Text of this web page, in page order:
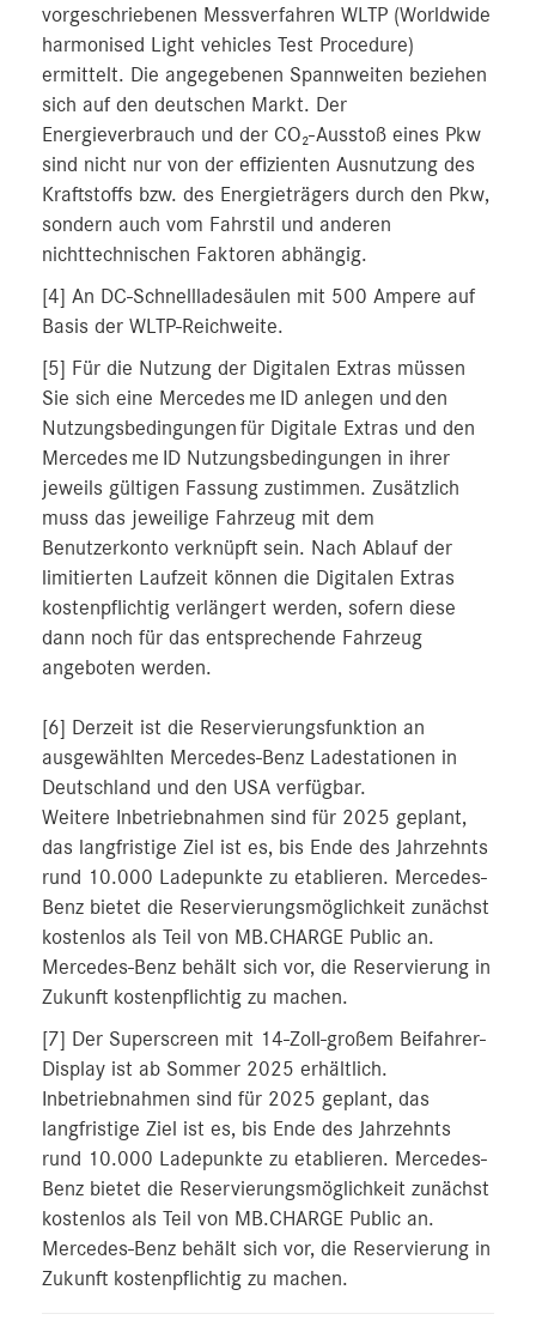
vorgeschriebenen Messverfahren WLTP (Worldwide
harmonised Light vehicles Test Procedure)
ermittelt. Die angegebenen Spannweiten beziehen
sich auf den deutschen Markt. Der
Energieverbrauch und der CO₂-Ausstoß eines Pkw
sind nicht nur von der effizienten Ausnutzung des
Kraftstoffs bzw. des Energieträgers durch den Pkw,
sondern auch vom Fahrstil und anderen
nichttechnischen Faktoren abhängig.
[4] An DC-Schnellladesäulen mit 500 Ampere auf
Basis der WLTP-Reichweite.
[5] Für die Nutzung der Digitalen Extras müssen
Sie sich eine Mercedes me ID anlegen und den
Nutzungsbedingungen für Digitale Extras und den
Mercedes me ID Nutzungsbedingungen in ihrer
jeweils gültigen Fassung zustimmen. Zusätzlich
muss das jeweilige Fahrzeug mit dem
Benutzerkonto verknüpft sein. Nach Ablauf der
limitierten Laufzeit können die Digitalen Extras
kostenpflichtig verlängert werden, sofern diese
dann noch für das entsprechende Fahrzeug
angeboten werden.
[6] Derzeit ist die Reservierungsfunktion an
ausgewählten Mercedes-Benz Ladestationen in
Deutschland und den USA verfügbar.
Weitere Inbetriebnahmen sind für 2025 geplant,
das langfristige Ziel ist es, bis Ende des Jahrzehnts
rund 10.000 Ladepunkte zu etablieren. Mercedes-
Benz bietet die Reservierungsmöglichkeit zunächst
kostenlos als Teil von MB.CHARGE Public an.
Mercedes-Benz behält sich vor, die Reservierung in
Zukunft kostenpflichtig zu machen.
[7] Der Superscreen mit 14-Zoll-großem Beifahrer-
Display ist ab Sommer 2025 erhältlich.
Inbetriebnahmen sind für 2025 geplant, das
langfristige Ziel ist es, bis Ende des Jahrzehnts
rund 10.000 Ladepunkte zu etablieren. Mercedes-
Benz bietet die Reservierungsmöglichkeit zunächst
kostenlos als Teil von MB.CHARGE Public an.
Mercedes-Benz behält sich vor, die Reservierung in
Zukunft kostenpflichtig zu machen.